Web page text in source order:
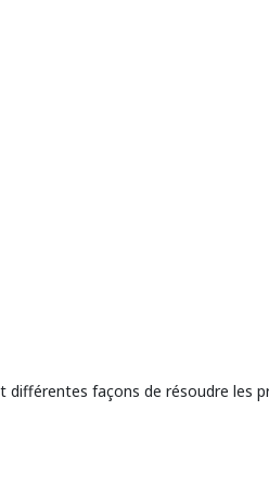
façons de résoudre les